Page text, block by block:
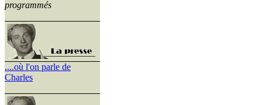
programmés
....où l'on parle de
Charles